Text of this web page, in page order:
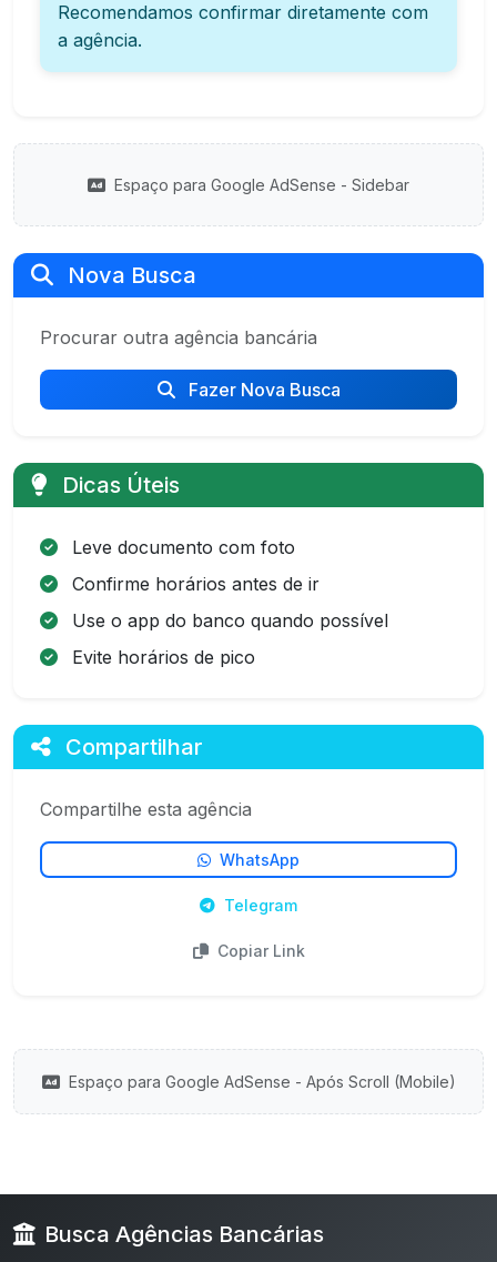
Recomendamos confirmar diretamente com
a agência.
Espaço para Google AdSense - Sidebar
Nova Busca
Procurar outra agência bancária
Fazer Nova Busca
Dicas Úteis
Leve documento com foto
Confirme horários antes de ir
Use o app do banco quando possível
Evite horários de pico
Compartilhar
Compartilhe esta agência
WhatsApp
Telegram
Copiar Link
Espaço para Google AdSense - Após Scroll (Mobile)
Busca Agências Bancárias